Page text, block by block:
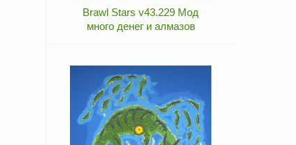
Brawl Stars v43.229 Мод
много денег и алмазов